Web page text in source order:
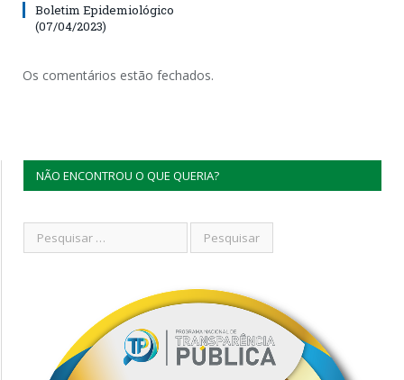
Boletim Epidemiológico
(07/04/2023)
Os comentários estão fechados.
NÃO ENCONTROU O QUE QUERIA?